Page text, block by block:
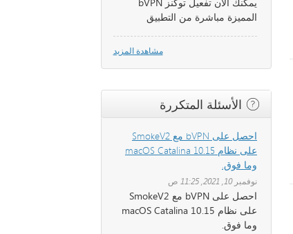
المميزة مباشرة من التطبيق
مشاهدة المزيد
الأسئلة المتكررة
احصل على bVPN مع SmokeV2
على نظام macOS Catalina 10.15
وما فوق.
نوفمبر 10, 2021, 11:25 ص
احصل على bVPN مع SmokeV2
على نظام macOS Catalina 10.15
وما فوق.